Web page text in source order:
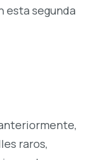
esta segunda
raros,